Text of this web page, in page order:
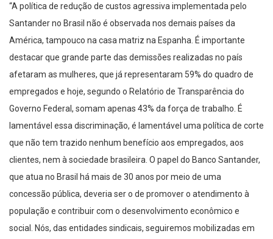
“A política de redução de custos agressiva implementada pelo
Santander no Brasil não é observada nos demais países da
América, tampouco na casa matriz na Espanha. É importante
destacar que grande parte das demissões realizadas no país
afetaram as mulheres, que já representaram 59% do quadro de
empregados e hoje, segundo o Relatório de Transparência do
Governo Federal, somam apenas 43% da força de trabalho. É
lamentável essa discriminação, é lamentável uma política de corte
que não tem trazido nenhum benefício aos empregados, aos
clientes, nem à sociedade brasileira. O papel do Banco Santander,
que atua no Brasil há mais de 30 anos por meio de uma
concessão pública, deveria ser o de promover o atendimento à
população e contribuir com o desenvolvimento econômico e
social. Nós, das entidades sindicais, seguiremos mobilizadas em